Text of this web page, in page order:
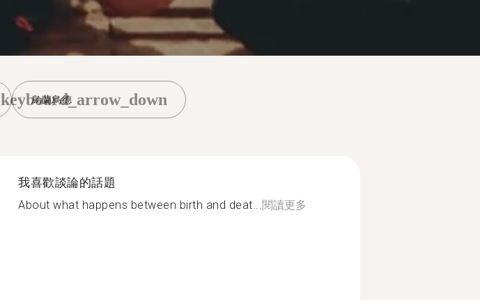
烏蘭烏德
keyboard_arrow_down
我喜歡談論的話題
About what happens between birth and deat...閱讀更多